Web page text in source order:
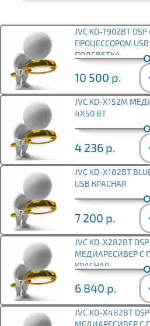
JVC KD-T902BT
ПРОЦЕССОРОМ
ПОДСВЕТКА
10 500 р.
JVC KD-X152M
4X50 ВТ
4 236 р.
JVC KD-X182BT
USB КРАСНАЯ
7 200 р.
JVC KD-X282BT
МЕДИАРЕСИВЕР С
КРАСНАЯ
6 840 р.
JVC KD-X482BT